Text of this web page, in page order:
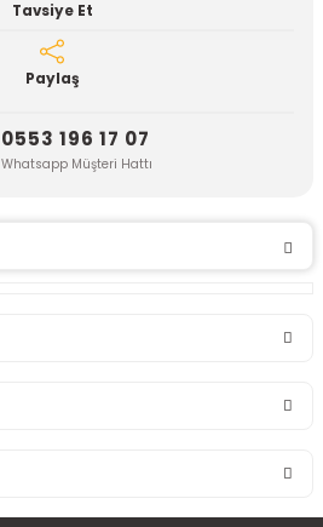
Tavsiye Et
Paylaş
0553 196 17 07
Whatsapp Müşteri Hattı